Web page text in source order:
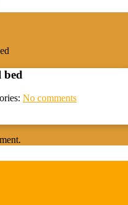
bed
No comments